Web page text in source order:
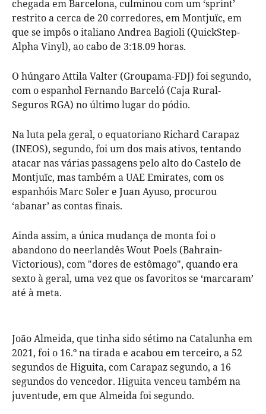
chegada em Barcelona, culminou com um ‘sprint’
restrito a cerca de 20 corredores, em Montjuïc, em
que se impôs o italiano Andrea Bagioli (QuickStep-
Alpha Vinyl), ao cabo de 3:18.09 horas.
O húngaro Attila Valter (Groupama-FDJ) foi segundo,
com o espanhol Fernando Barceló (Caja Rural-
Seguros RGA) no último lugar do pódio.
Na luta pela geral, o equatoriano Richard Carapaz
(INEOS), segundo, foi um dos mais ativos, tentando
atacar nas várias passagens pelo alto do Castelo de
Montjuïc, mas também a UAE Emirates, com os
espanhóis Marc Soler e Juan Ayuso, procurou
‘abanar’ as contas finais.
Ainda assim, a única mudança de monta foi o
abandono do neerlandês Wout Poels (Bahrain-
Victorious), com "dores de estômago", quando era
sexto à geral, uma vez que os favoritos se ‘marcaram’
até à meta.
João Almeida, que tinha sido sétimo na Catalunha em
2021, foi o 16.º na tirada e acabou em terceiro, a 52
segundos de Higuita, com Carapaz segundo, a 16
segundos do vencedor. Higuita venceu também na
juventude, em que Almeida foi segundo.